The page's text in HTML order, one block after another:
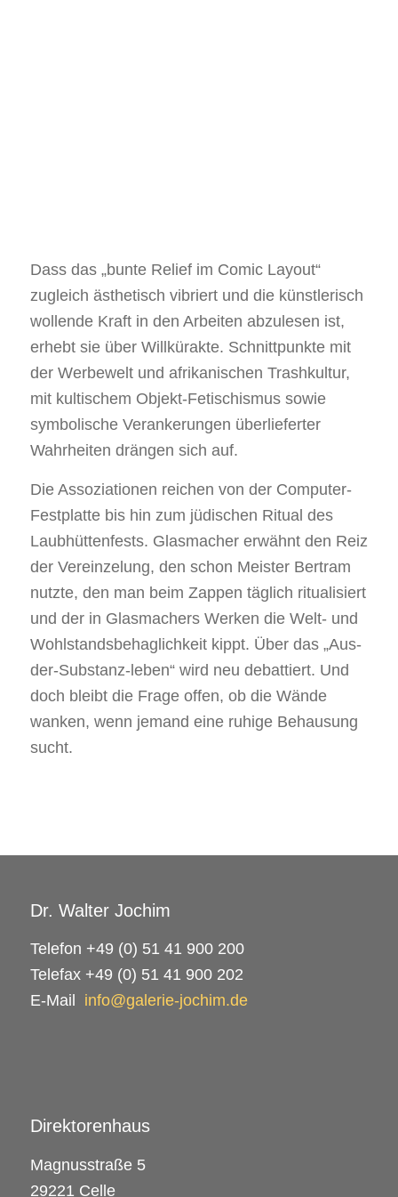
Dass das „bunte Relief im Comic Layout“
zugleich ästhetisch vibriert und die künstlerisch
wollende Kraft in den Arbeiten abzulesen ist,
erhebt sie über Willkürakte. Schnittpunkte mit
der Werbewelt und afrikanischen Trashkultur,
mit kultischem Objekt-Fetischismus sowie
symbolische Verankerungen überlieferter
Wahrheiten drängen sich auf.
Die Assoziationen reichen von der Computer-
Festplatte bis hin zum jüdischen Ritual des
Laubhüttenfests. Glasmacher erwähnt den Reiz
der Vereinzelung, den schon Meister Bertram
nutzte, den man beim Zappen täglich ritualisiert
und der in Glasmachers Werken die Welt- und
Wohlstandsbehaglichkeit kippt. Über das „Aus-
der-Substanz-leben“ wird neu debattiert. Und
doch bleibt die Frage offen, ob die Wände
wanken, wenn jemand eine ruhige Behausung
sucht.
Dr. Walter Jochim
Telefon +49 (0) 51 41 900 200
Telefax +49 (0) 51 41 900 202
E-Mail info@galerie-jochim.de
Direktorenhaus
Magnusstraße 5
29221 Celle